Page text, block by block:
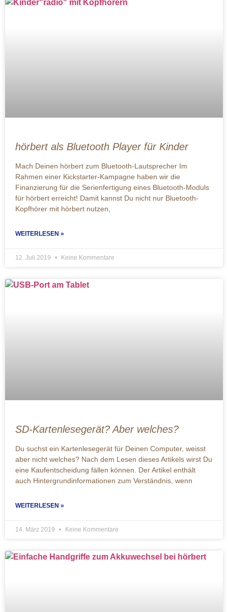
hörbert als Bluetooth Player für Kinder
Mach Deinen hörbert zum Bluetooth-Lautsprecher Im
Rahmen einer Kickstarter-Kampagne haben wir die
Finanzierung für die Serienfertigung eines Bluetooth-Moduls
für hörbert erreicht! Damit kannst Du nicht nur Bluetooth-
Kopfhörer mit hörbert nutzen,
WEITERLESEN »
12. Juli 2019 Keine Kommentare
SD-Kartenlesegerät? Aber welches?
Du suchst ein Kartenlesegerät für Deinen Computer, weisst
aber nicht welches? Nach dem Lesen dieses Artikels wirst Du
eine Kaufentscheidung fällen können. Der Artikel enthält
auch Hintergrundinformationen zum Verständnis, wenn
WEITERLESEN »
14. März 2019 Keine Kommentare